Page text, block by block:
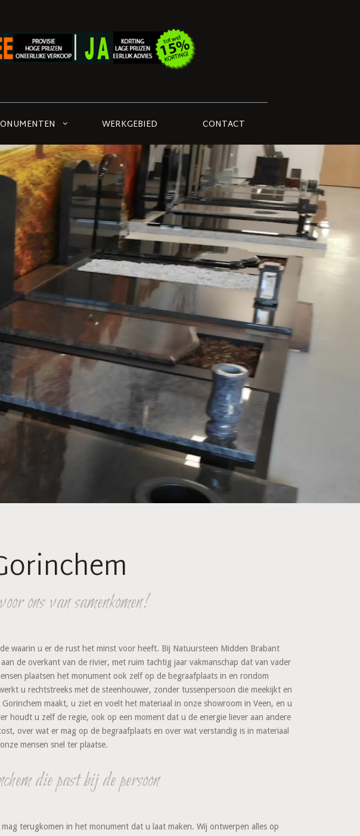
WERKGEBIED CONTACT
ons van samenkomen!
waarin u er de rust het minst voor heeft. Bij Natuursteen Midden Brabant
de overkant van de rivier, met ruim tachtig jaar vakmanschap dat van vader
plaatsen het monument ook zelf op de begraafplaats in en rondom
u rechtstreeks met de steenhouwer, zonder tussenpersoon die meekijkt en
maakt, u ziet en voelt het materiaal in onze showroom in Veen, en u
houdt u zelf de regie, ook op een moment dat u de energie liever aan andere
over wat er mag op de begraafplaats en over wat verstandig is in materiaal
mensen snel ter plaatse.
die past bij de persoon
terugkomen in het monument dat u laat maken. Wij ontwerpen alles op